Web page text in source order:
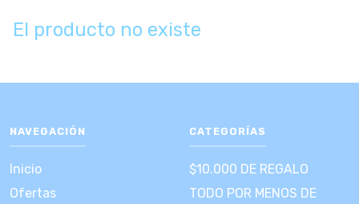
El producto no existe
NAVEGACIÓN
Inicio
Ofertas
CATEGORÍAS
$10.000 DE REGALO
TODO POR MENOS DE